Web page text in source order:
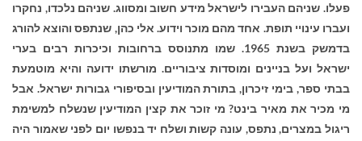
פעלו. שניהם העבירו לישראל מידע חשוב ומסווג. שניהם נלכדו, נחקרו
ועברו עינויי תופת. אחד מהם מוכר וידוע. אלי כהן, שנתפס והוצא להורג
בדמשק בשנת 1965. שמו מתנוסס ברחובות וכיכרות רבים בערי
ישראל ועל בניינים ומוסדות ציבוריים. מורשתו ידועה והיא מוטמעת
בבתי ספר, בימי זיכרון, בתורת המודיעין ובסיפורי גבורות ישראל. אבל
מי מכיר את מאיר בינט? מי זוכר את קצין המודיעין שנשלח למשימת
ריגול במצרים, נתפס, עונה קשות ושלח יד בנפשו יום לפני שאמור היה